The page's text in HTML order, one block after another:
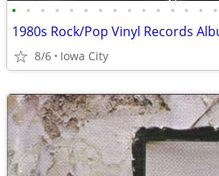
• • • • • • • • • • • • • • •
1980s Rock/Pop Vinyl Records
8/6 Iowa City